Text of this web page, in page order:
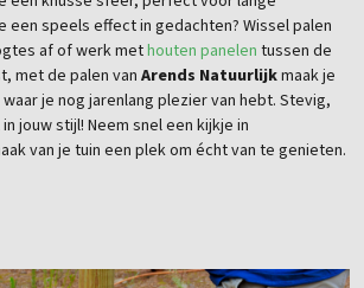
een speels effect in gedachten? Wissel palen
af of werk methouten panelen tussen de
met de palen van Arends Natuurlijkmaak je
je nog jarenlang plezier van hebt. Stevig,
jouw stijl! Neem snel een kijkje in
van je tuin een plek om écht van te genieten.